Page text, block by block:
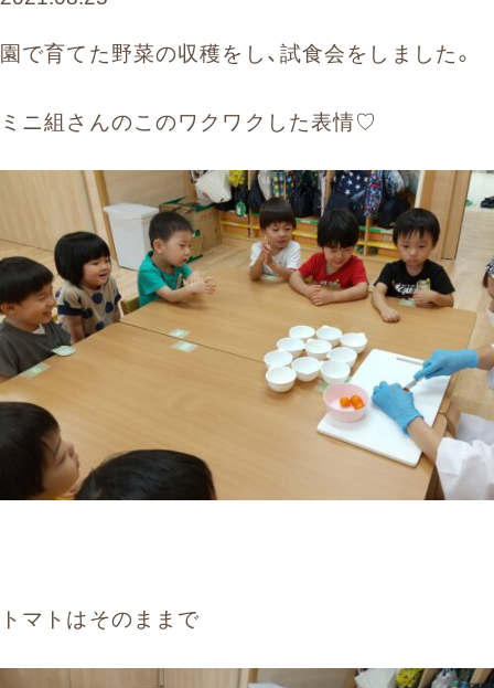
お問い合わせ
まずはお気軽にお電話ください
0120-930-312
受付時間 9:30〜17:30（土日祝除く）
愛知県外の方はこちら052-262-9671
園で育てた野菜の収穫をし、試食会をしました。
ミニ組さんのこのワクワクした表情♡
トマトはそのままで